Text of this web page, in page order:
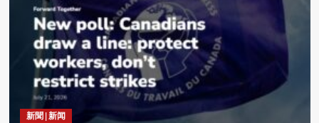
新聞 | 新闻